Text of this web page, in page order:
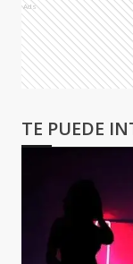
Ads
TE PUEDE